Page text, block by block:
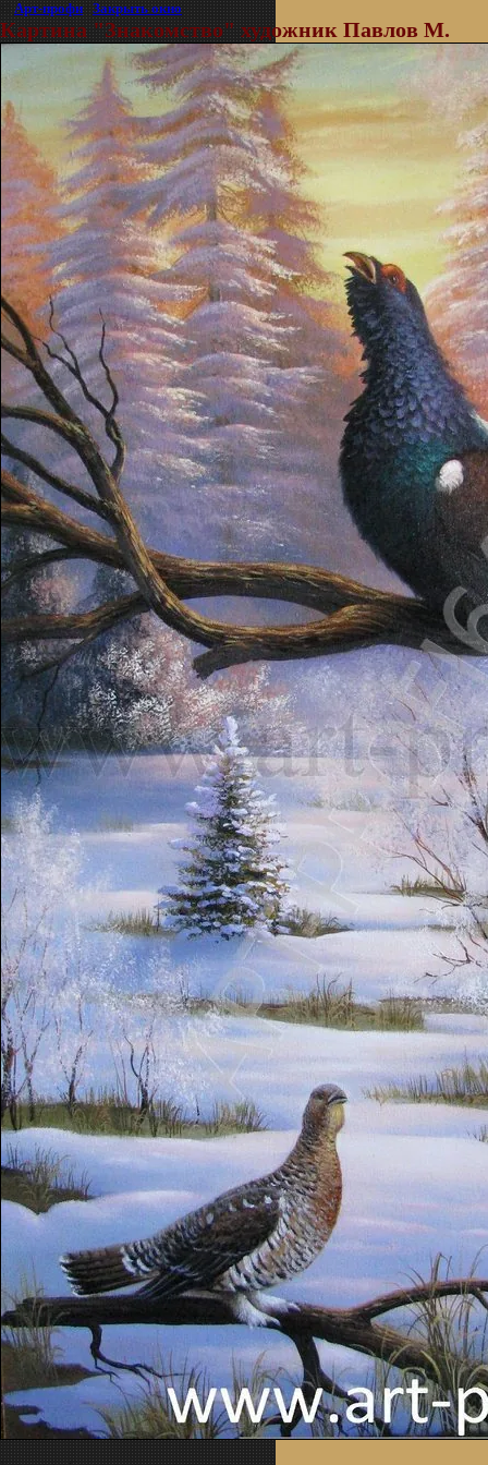
©Арт-профи|Закрыть окно
Картина "Знакомство" художник Павлов М.